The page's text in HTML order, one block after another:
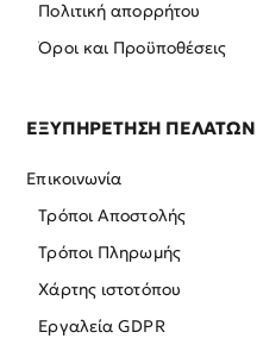
Πολιτική απορρήτου
Όροι και Προϋποθέσεις
ΕΞΥΠΗΡΕΤΗΣΗ ΠΕΛΑΤΩΝ
Επικοινωνία
Τρόποι Αποστολής
Τρόποι Πληρωμής
Χάρτης ιστοτόπου
Εργαλεία GDPR